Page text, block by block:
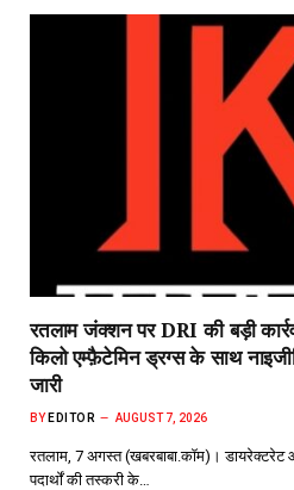
रतलाम जंक्शन पर DRI की बड़ी
किलो एम्फ़ैटेमिन ड्रग्स के साथ
जारी
BY EDITOR AUGUST 7, 2026
रतलाम, 7 अगस्त (खबरबाबा.कॉम)।
पदार्थों की तस्करी के…